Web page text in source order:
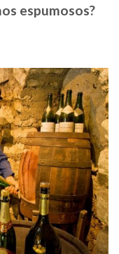
espumosos?